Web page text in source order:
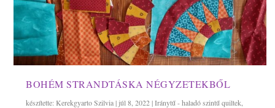
BOHÉM STRANDTÁSKA NÉGYZETEKBŐL
készítette:Kerekgyarto Szilvia| júl 8, 2022|Iránytű - haladó szintű quiltek